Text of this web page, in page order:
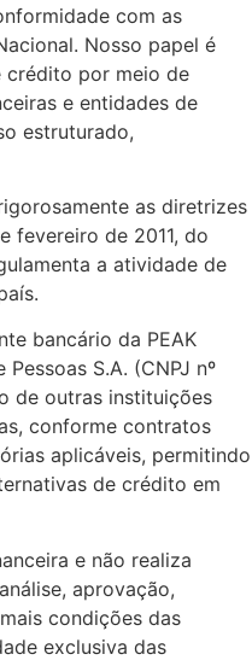
com as
Nosso papel é
crédito por meio de
e entidades de
estruturado,
as diretrizes
fevereiro de 2011, do
a atividade de
bancário da PEAK
S.A. (CNPJ nº
de outras instituições
conforme contratos
aplicáveis, permitindo
de crédito em
e não realiza
aprovação,
condições das
exclusiva das